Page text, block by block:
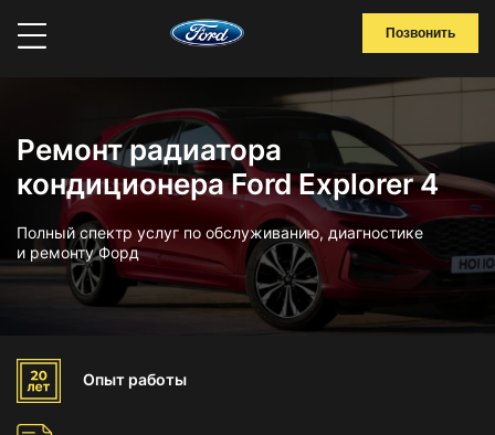
Позвонить
Ремонт радиатора
кондиционера Ford Explorer 4
Полный спектр услуг по обслуживанию, диагностике
и ремонту Форд
Опыт работы